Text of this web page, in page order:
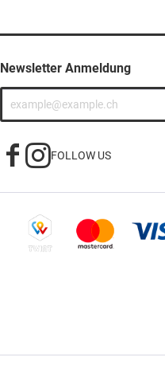
Newsletter Anmeldung
FOLLOW US